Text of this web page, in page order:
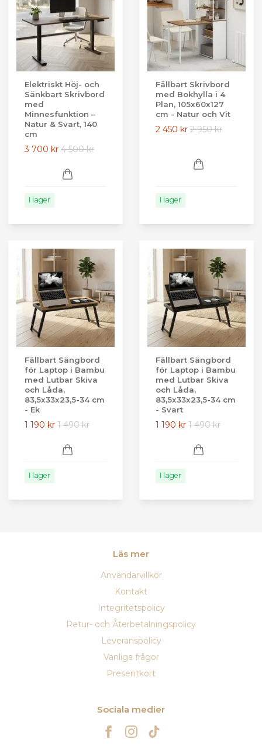
Elektriskt Höj- och
Sänkbart Skrivbord
med
Minnesfunktion –
Natur & Svart, 140
cm
3 700 kr 4 500 kr
I lager
Fällbart Skrivbord
med Bokhylla i 4
Plan, 105x60x127
cm - Natur och Vit
2 450 kr 2 950 kr
I lager
Fällbart Sängbord
för Laptop i Bambu
med Lutbar Skiva
och Låda,
83,5x33x23,5-34 cm
- Ek
1 190 kr 1 490 kr
I lager
Fällbart Sängbord
för Laptop i Bambu
med Lutbar Skiva
och Låda,
83,5x33x23,5-34 cm
- Svart
1 190 kr 1 490 kr
I lager
Läs mer
Användarvillkor
Kontakt
Integritetspolicy
Retur- och Återbetalningspolicy
Leveranspolicy
Vanliga frågor
Presentkort
Sociala medier